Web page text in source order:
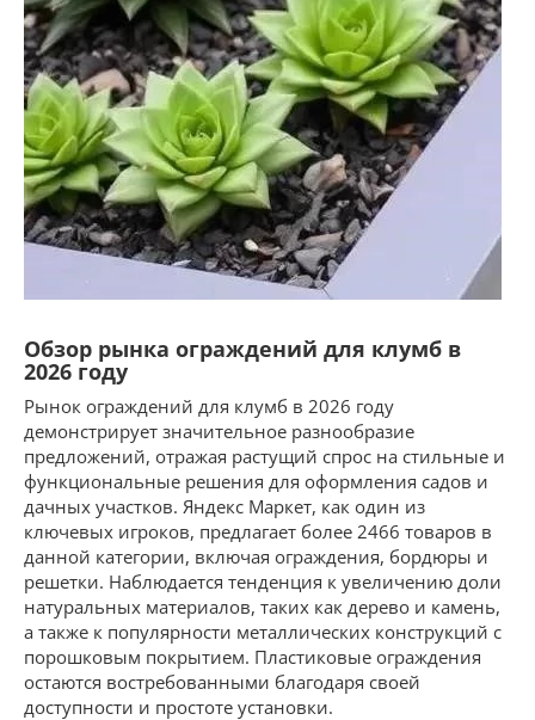
Обзор рынка ограждений для клумб в
2026 году
Рынок ограждений для клумб в 2026 году
демонстрирует значительное разнообразие
предложений, отражая растущий спрос на стильные и
функциональные решения для оформления садов и
дачных участков. Яндекс Маркет, как один из
ключевых игроков, предлагает более 2466 товаров в
данной категории, включая ограждения, бордюры и
решетки. Наблюдается тенденция к увеличению доли
натуральных материалов, таких как дерево и камень,
а также к популярности металлических конструкций с
порошковым покрытием. Пластиковые ограждения
остаются востребованными благодаря своей
доступности и простоте установки.